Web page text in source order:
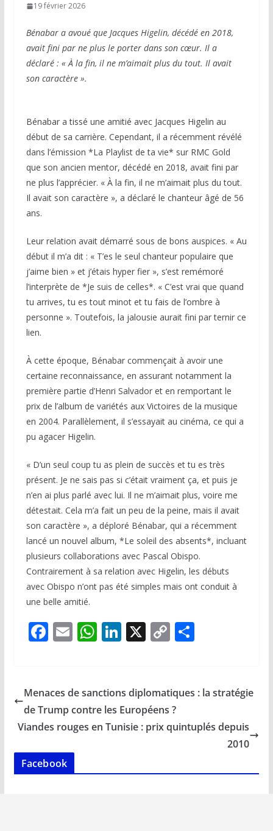
19 février 2026
Bénabar a avoué que Jacques Higelin, décédé en 2018,
avait fini par ne plus le porter dans son cœur. Il a
déclaré : « À la fin, il ne m’aimait plus du tout. Il avait
son caractère ».
Bénabar a tissé une amitié avec Jacques Higelin au
début de sa carrière. Cependant, il a récemment révélé
dans l’émission *La Playlist de ta vie* sur RMC Gold
que son ancien mentor, décédé en 2018, avait fini par
ne plus l’apprécier. « À la fin, il ne m’aimait plus du tout.
Il avait son caractère », a déclaré le chanteur âgé de 56
ans.
Leur relation avait démarré sous de bons auspices. « Au
début il m’a dit : « T’es le seul chanteur populaire que
j’aime bien » et j’étais hyper fier », s’est remémoré
l’interprète de *Je suis de celles*. « C’est vrai que quand
tu arrives, tu es tout minot et tu fais de l’ombre à
personne ». Toutefois, la jalousie aurait fini par ternir ce
lien.
À cette époque, Bénabar commençait à avoir une
certaine reconnaissance, en assurant notamment la
première partie d’Henri Salvador et en remportant le
prix de l’album de variétés aux Victoires de la musique
en 2004. Parallèlement, il s’essayait au cinéma, ce qui a
pu agacer Higelin.
« D’un seul coup tu as plein de succès et tu es très
présent. Je ne sais pas si c’était vraiment ça, et puis je
n’en ai plus parlé avec lui. Il ne m’aimait plus, voire me
détestait. Cela m’a fait un peu de la peine, mais il avait
son caractère », a déploré Bénabar, qui a récemment
lancé un nouvel album, *Le soleil des absents*, incluant
plusieurs collaborations avec Pascal Obispo.
Contrairement à sa relation avec Higelin, les débuts
avec Obispo n’ont pas été simples mais ont conduit à
une belle amitié.
F
b
o
o
k
E
l
W
s
A
p
Li
e
dI
n
X C
y
Li
n
P
g
Menaces de sanctions diplomatiques : la stratégie
de Trump contre les Européens ?
Viandes rouges en Tunisie : prix quintuplés depuis
2010
Facebook